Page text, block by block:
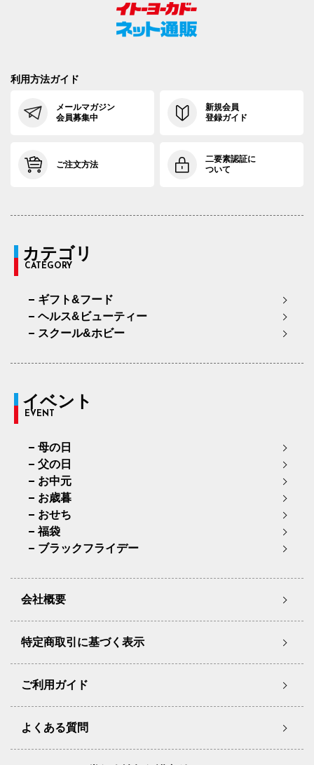
利用方法ガイド
メールマガジン
会員募集中
新規会員
登録ガイド
ご注文方法
二要素認証に
ついて
カテゴリ
CATEGORY
ギフト&フード
ヘルス&ビューティー
スクール&ホビー
イベント
EVENT
母の日
父の日
お中元
お歳暮
おせち
福袋
ブラックフライデー
会社概要
特定商取引に基づく表示
ご利用ガイド
よくある質問